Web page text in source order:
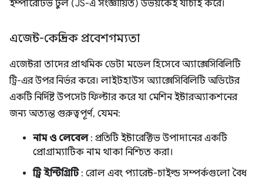
ইম্পারেটিভ টুল (JS-এ সংজ্ঞায়িত) উভয়কেই যাচাই করে।
এজেন্ট-কেন্দ্রিক প্রবেশগম্যতা
এজেন্টরা তাদের প্রাথমিক ডেটা মডেল হিসেবে অ্যাক্সেসিবিলিটি
ট্রি-এর উপর নির্ভর করে। লাইটহাউস অ্যাক্সেসিবিলিটি অডিটের
একটি নির্দিষ্ট উপসেট ফিল্টার করে যা মেশিন ইন্টারঅ্যাকশনের
জন্য অত্যন্ত গুরুত্বপূর্ণ, যেমন:
নাম ও লেবেল: প্রতিটি ইন্টারেক্টিভ উপাদানের একটি
প্রোগ্রাম্যাটিক নাম থাকা নিশ্চিত করা।
ট্রি ইন্টিগ্রিটি: রোল এবং প্যারেন্ট-চাইল্ড সম্পর্কগুলো বৈধ